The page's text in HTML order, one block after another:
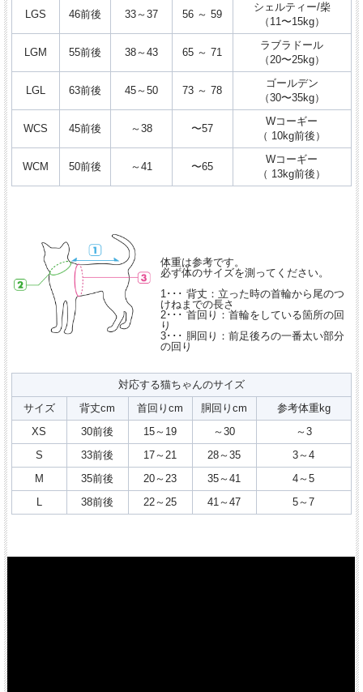
LGS 46前後 33～37 56 ～ 59
シェルティー/柴
（11〜15kg）
LGM 55前後 38～43 65 ～ 71
ラブラドール
（20〜25kg）
LGL 63前後 45～50 73 ～ 78
ゴールデン
（30〜35kg）
WCS 45前後 ～38 〜57
Wコーギー
（ 10kg前後）
WCM 50前後 ～41 〜65
Wコーギー
（ 13kg前後）
体重は参考です。
必ず体のサイズを測ってください。
1･･･ 背丈：立った時の首輪から尾のつ
けねまでの長さ
2･･･ 首回り：首輪をしている箇所の回
り
3･･･ 胴回り：前足後ろの一番太い部分
の回り
対応する猫ちゃんのサイズ
サイズ
背丈cm 首回りcm 胴回りcm
参考体重kg
XS
30前後 15～19 ～30
～3
S
33前後 17～21 28～35
3～4
M
35前後 20～23 35～41
4～5
L
38前後 22～25 41～47 5～7